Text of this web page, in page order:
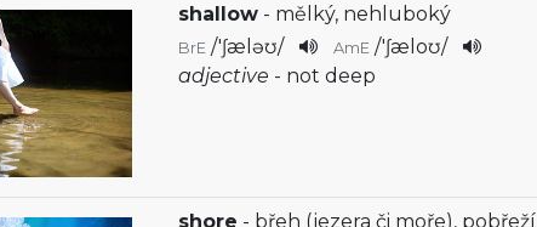
shallow - mělký, nehluboký
BrE /'ʃæləʊ/ AmE /'ʃæloʊ/
adjective - not deep
shore - břeh (jezera či moře), pobřeží